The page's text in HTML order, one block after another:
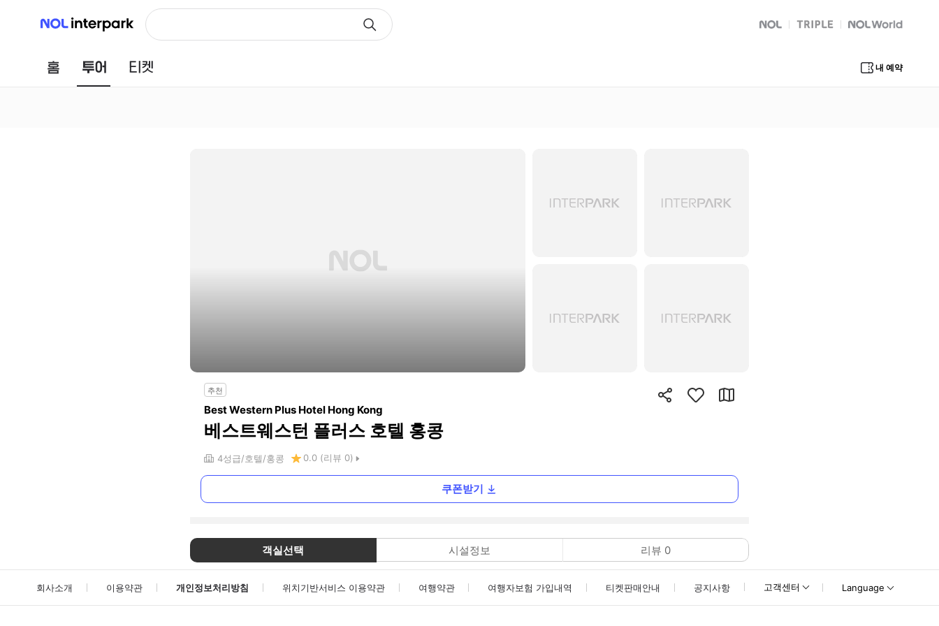
NOL 인터파크
NOL
트리플 Global Interpark
홈 투어 내 예약
추천
Best Western Plus Hotel Hong Kong
베스트웨스턴 플러스 호텔 홍콩
4성급 호텔 홍콩 0.0 (리뷰 0)
쿠폰받기
객실선택 시설정보 리뷰 0
회사소개 이용약관 개인정보처리방침 위치기반서비스 이용약관 여행약관 여행자보험 가입내역 티켓판매안내 공지사항 고객센터 Language